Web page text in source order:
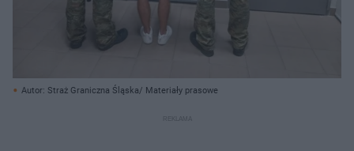
Autor: Straż Graniczna Śląska/ Materiały prasowe